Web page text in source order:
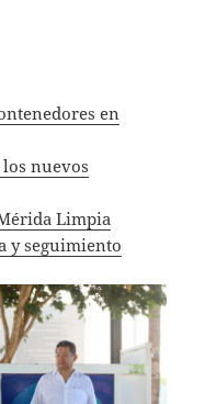
en
nuevos
Limpia
y seguimiento